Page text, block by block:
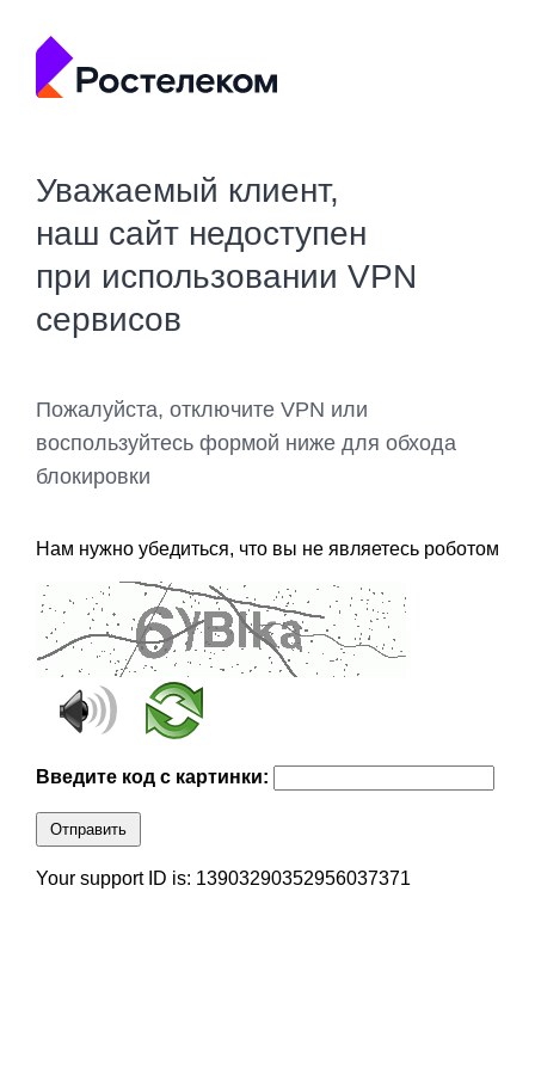
Уважаемый клиент,
наш сайт недоступен
при использовании VPN
сервисов
Пожалуйста, отключите VPN или
воспользуйтесь формой ниже для обхода
блокировки
Нам нужно убедиться, что вы не являетесь роботом
Введите код с картинки:
Отправить
Your support ID is: 13903290352956037371